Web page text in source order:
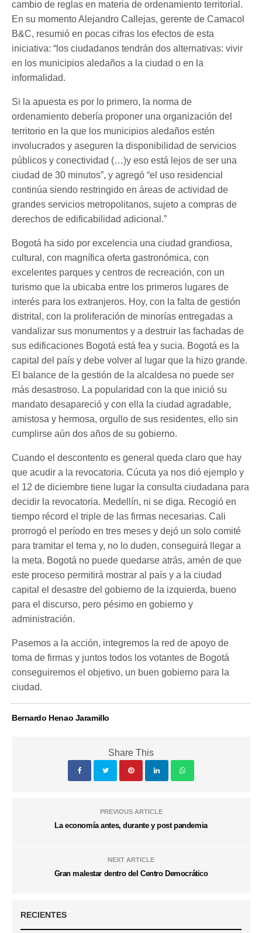
cambio de reglas en materia de ordenamiento territorial.
En su momento Alejandro Callejas, gerente de Camacol
B&C, resumió en pocas cifras los efectos de esta
iniciativa: “los ciudadanos tendrán dos alternativas: vivir
en los municipios aledaños a la ciudad o en la
informalidad.
Si la apuesta es por lo primero, la norma de
ordenamiento debería proponer una organización del
territorio en la que los municipios aledaños estén
involucrados y aseguren la disponibilidad de servicios
públicos y conectividad (…)y eso está lejos de ser una
ciudad de 30 minutos”, y agregó “el uso residencial
continúa siendo restringido en áreas de actividad de
grandes servicios metropolitanos, sujeto a compras de
derechos de edificabilidad adicional.”
Bogotá ha sido por excelencia una ciudad grandiosa,
cultural, con magnífica oferta gastronómica, con
excelentes parques y centros de recreación, con un
turismo que la ubicaba entre los primeros lugares de
interés para los extranjeros. Hoy, con la falta de gestión
distrital, con la proliferación de minorías entregadas a
vandalizar sus monumentos y a destruir las fachadas de
sus edificaciones Bogotá está fea y sucia. Bogotá es la
capital del país y debe volver al lugar que la hizo grande.
El balance de la gestión de la alcaldesa no puede ser
más desastroso. La popularidad con la que inició su
mandato desapareció y con ella la ciudad agradable,
amistosa y hermosa, orgullo de sus residentes, ello sin
cumplirse aún dos años de su gobierno.
Cuando el descontento es general queda claro que hay
que acudir a la revocatoria. Cúcuta ya nos dió ejemplo y
el 12 de diciembre tiene lugar la consulta ciudadana para
decidir la revocatoria. Medellín, ni se diga. Recogió en
tiempo récord el triple de las firmas necesarias. Cali
prorrogó el período en tres meses y dejó un solo comité
para tramitar el tema y, no lo duden, conseguirá llegar a
la meta. Bogotá no puede quedarse atrás, amén de que
este proceso permitirá mostrar al país y a la ciudad
capital el desastre del gobierno de la izquierda, bueno
para el discurso, pero pésimo en gobierno y
administración.
Pasemos a la acción, integremos la red de apoyo de
toma de firmas y juntos todos los votantes de Bogotá
conseguiremos el objetivo, un buen gobierno para la
ciudad.
Bernardo Henao Jaramillo
Share This
PREVIOUS ARTICLE
La economía antes, durante y post pandemia
NEXT ARTICLE
Gran malestar dentro del Centro Democrático
RECIENTES